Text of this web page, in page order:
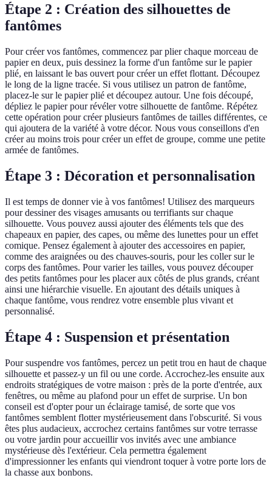
Étape 2 : Création des silhouettes de
fantômes
Pour créer vos fantômes, commencez par plier chaque morceau de
papier en deux, puis dessinez la forme d'un fantôme sur le papier
plié, en laissant le bas ouvert pour créer un effet flottant. Découpez
le long de la ligne tracée. Si vous utilisez un patron de fantôme,
placez-le sur le papier plié et découpez autour. Une fois découpé,
dépliez le papier pour révéler votre silhouette de fantôme. Répétez
cette opération pour créer plusieurs fantômes de tailles différentes, ce
qui ajoutera de la variété à votre décor. Nous vous conseillons d'en
créer au moins trois pour créer un effet de groupe, comme une petite
armée de fantômes.
Étape 3 : Décoration et personnalisation
Il est temps de donner vie à vos fantômes! Utilisez des marqueurs
pour dessiner des visages amusants ou terrifiants sur chaque
silhouette. Vous pouvez aussi ajouter des éléments tels que des
chapeaux en papier, des capes, ou même des lunettes pour un effet
comique. Pensez également à ajouter des accessoires en papier,
comme des araignées ou des chauves-souris, pour les coller sur le
corps des fantômes. Pour varier les tailles, vous pouvez découper
des petits fantômes pour les placer aux côtés de plus grands, créant
ainsi une hiérarchie visuelle. En ajoutant des détails uniques à
chaque fantôme, vous rendrez votre ensemble plus vivant et
personnalisé.
Étape 4 : Suspension et présentation
Pour suspendre vos fantômes, percez un petit trou en haut de chaque
silhouette et passez-y un fil ou une corde. Accrochez-les ensuite aux
endroits stratégiques de votre maison : près de la porte d'entrée, aux
fenêtres, ou même au plafond pour un effet de surprise. Un bon
conseil est d'opter pour un éclairage tamisé, de sorte que vos
fantômes semblent flotter mystérieusement dans l'obscurité. Si vous
êtes plus audacieux, accrochez certains fantômes sur votre terrasse
ou votre jardin pour accueillir vos invités avec une ambiance
mystérieuse dès l'extérieur. Cela permettra également
d'impressionner les enfants qui viendront toquer à votre porte lors de
la chasse aux bonbons.